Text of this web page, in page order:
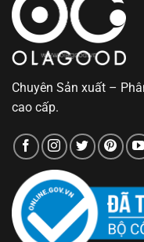
Chuyên Sản xuất –
cao cấp.